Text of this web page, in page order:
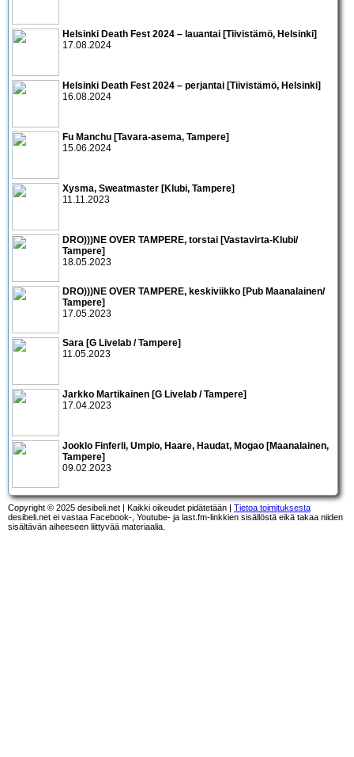
Helsinki Death Fest 2024 – lauantai [Tiivistämö, Helsinki]
17.08.2024
Helsinki Death Fest 2024 – perjantai [Tiivistämö, Helsinki]
16.08.2024
Fu Manchu [Tavara-asema, Tampere]
15.06.2024
Xysma, Sweatmaster [Klubi, Tampere]
11.11.2023
DRO)))NE OVER TAMPERE, torstai [Vastavirta-Klubi/
Tampere]
18.05.2023
DRO)))NE OVER TAMPERE, keskiviikko [Pub Maanalainen/
Tampere]
17.05.2023
Sara [G Livelab / Tampere]
11.05.2023
Jarkko Martikainen [G Livelab / Tampere]
17.04.2023
Jooklo Finferli, Umpio, Haare, Haudat, Mogao [Maanalainen,
Tampere]
09.02.2023
Copyright © 2025 desibeli.net | Kaikki oikeudet pidätetään | Tietoa toimituksesta
desibeli.net ei vastaa Facebook-, Youtube- ja last.fm-linkkien sisällöstä eikä takaa niiden
sisältävän aiheeseen liittyvää materiaalia.